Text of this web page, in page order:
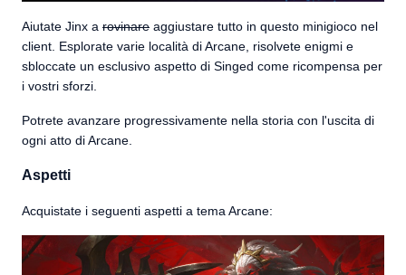
Aiutate Jinx a rovinare aggiustare tutto in questo minigioco nel
client. Esplorate varie località di Arcane, risolvete enigmi e
sbloccate un esclusivo aspetto di Singed come ricompensa per
i vostri sforzi.
Potrete avanzare progressivamente nella storia con l'uscita di
ogni atto di Arcane.
Aspetti
Acquistate i seguenti aspetti a tema Arcane: